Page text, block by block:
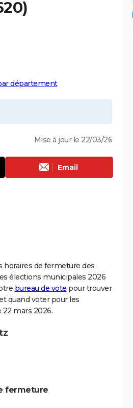
département
Mise à jour le 22/03/26
Email
horaires de fermeture des
élections municipales 2026
bureau de vote pour trouver
quand voter pour les
mars 2026.
fermeture